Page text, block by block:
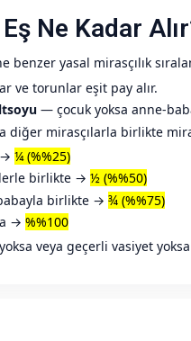
Ne Kadar
benzer yasal mirasçılık
ve torunlar eşit pay alır.
— çocuk yoksa anne-
diğer mirasçılarla birlikte
¼ (%%25)
birlikte → ½ (%%50)
birlikte → ¾ (%%75)
→ %%100
veya geçerli vasiyet